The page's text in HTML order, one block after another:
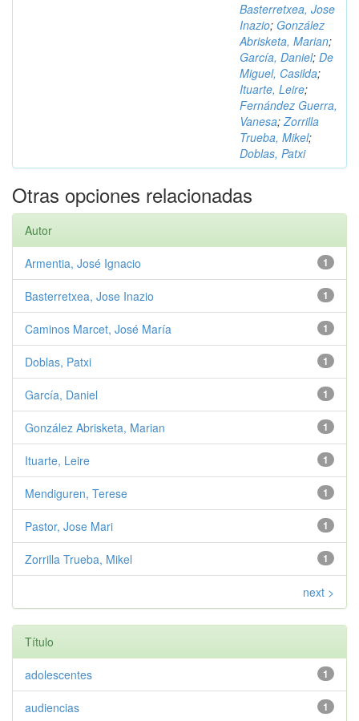
Basterretxea, Jose
Inazio; González
Abrisketa, Marian;
García, Daniel; De
Miguel, Casilda;
Ituarte, Leire;
Fernández Guerra,
Vanesa;Zorrilla
Trueba, Mikel;
Doblas, Patxi
Otras opciones relacionadas
Autor
1
Armentia, José Ignacio
1
Basterretxea, Jose Inazio
1
Caminos Marcet, José María
1
Doblas, Patxi
1
García, Daniel
1
González Abrisketa, Marian
1
Ituarte, Leire
1
Mendiguren, Terese
1
Pastor, Jose Mari
1
Zorrilla Trueba, Mikel
next >
Título
1
adolescentes
1
audiencias